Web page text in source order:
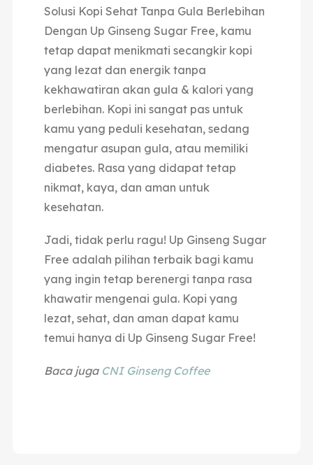
Solusi Kopi Sehat Tanpa Gula Berlebihan
Dengan Up Ginseng Sugar Free, kamu
tetap dapat menikmati secangkir kopi
yang lezat dan energik tanpa
kekhawatiran akan gula & kalori yang
berlebihan. Kopi ini sangat pas untuk
kamu yang peduli kesehatan, sedang
mengatur asupan gula, atau memiliki
diabetes. Rasa yang didapat tetap
nikmat, kaya, dan aman untuk
kesehatan.
Jadi, tidak perlu ragu! Up Ginseng Sugar
Free adalah pilihan terbaik bagi kamu
yang ingin tetap berenergi tanpa rasa
khawatir mengenai gula. Kopi yang
lezat, sehat, dan aman dapat kamu
temui hanya di Up Ginseng Sugar Free!
Baca jugaCNI Ginseng Coffee